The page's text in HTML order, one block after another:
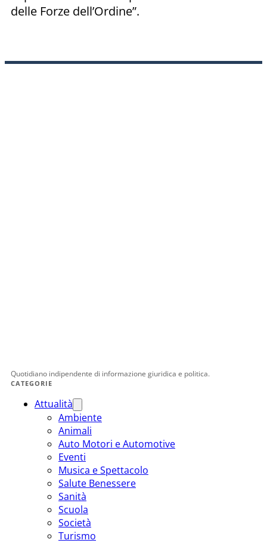
delle Forze dell’Ordine”.
Quotidiano indipendente di informazione giuridica e politica.
CATEGORIE
Attualità
Ambiente
Animali
Auto Motori e Automotive
Eventi
Musica e Spettacolo
Salute Benessere
Sanità
Scuola
Società
Turismo